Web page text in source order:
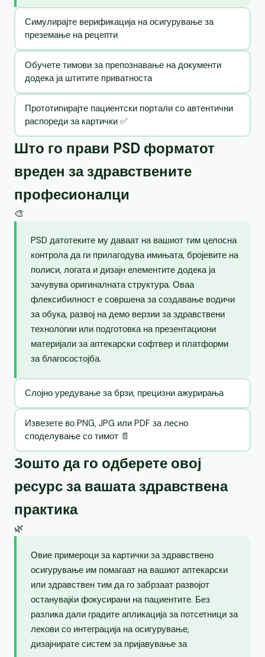
Симулирајте верификација на осигурување за
преземање на рецепти
Обучете тимови за препознавање на документи
додека ја штитите приватноста
Прототипирајте пациентски портали со автентични
распореди за картички ✅
Што го прави PSD форматот
вреден за здравствените
професионалци
🎨
PSD датотеките му даваат на вашиот тим целосна
контрола да ги прилагодува имињата, бројевите на
полиси, логата и дизајн елементите додека ја
зачувува оригиналната структура. Оваа
флексибилност е совршена за создавање водичи
за обука, развој на демо верзии за здравствени
технологии или подготовка на презентациони
материјали за аптекарски софтвер и платформи
за благосостојба.
Слојно уредување за брзи, прецизни ажурирања
Извезете во PNG, JPG или PDF за лесно
споделување со тимот 📄
Зошто да го одберете овој
ресурс за вашата здравствена
практика
🌿
Овие примероци за картички за здравствено
осигурување им помагаат на вашиот аптекарски
или здравствен тим да го забрзаат развојот
останувајќи фокусирани на пациентите. Без
разлика дали градите апликација за потсетници за
лекови со интеграција на осигурување,
дизајнирате систем за пријавување за